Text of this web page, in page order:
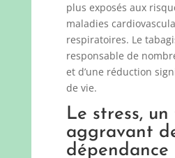
plus exposés aux
maladies
respiratoires. Le
responsable de
et d’une réduction
de vie.
Le stress,
aggravant
dépendance